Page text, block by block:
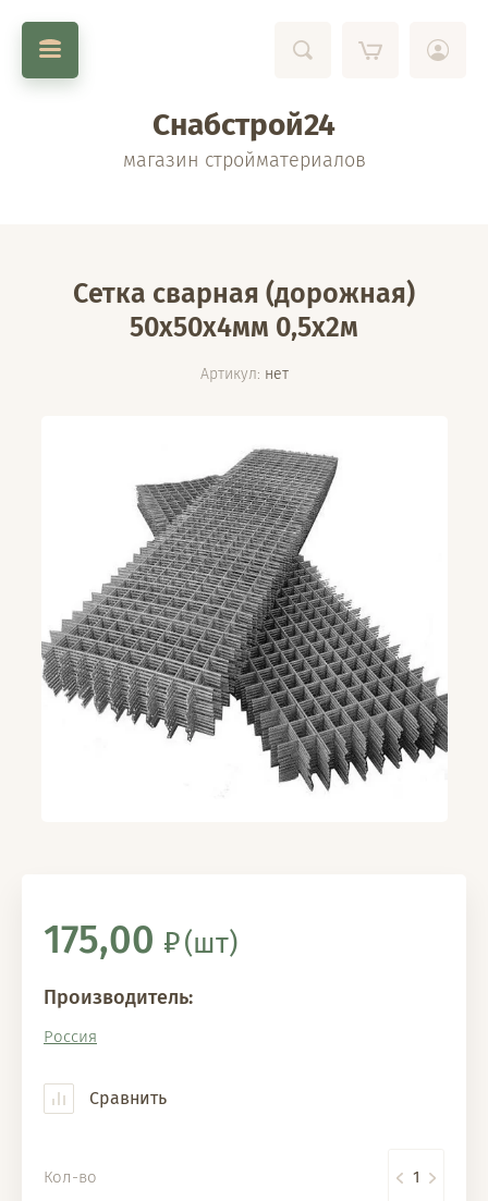
Снабстрой24
магазин стройматериалов
Сетка сварная (дорожная)
50х50х4мм 0,5х2м
Артикул: нет
175,00 (шт)
Производитель:
Россия
Сравнить
Кол-во